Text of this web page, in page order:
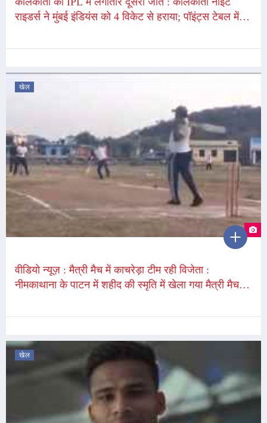
राइडर्स ने मुंबई इंडियंस को 4 विकेट से हराया; पॉइंट्स टेबल में
खेल
वीडियो न्यूज़ : मैत्री मैच में काचरेड़ा टीम रही विजेता :
नीमकाथाना के पाटन में शहीद की स्मृति में खेला गया मैत्री मैच;
खेल